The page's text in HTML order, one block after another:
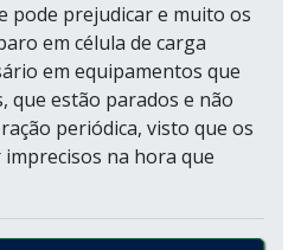
pode prejudicar e muito os
em célula de carga
em equipamentos que
que estão parados e não
periódica, visto que os
na hora que